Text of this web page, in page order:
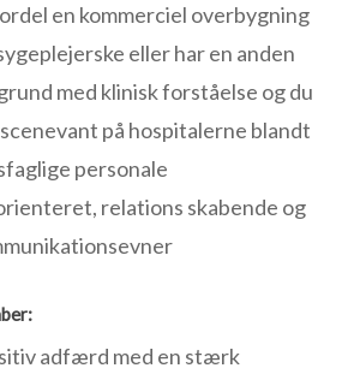
en kommerciel overbygning
eller har en anden
med klinisk forståelse og du
på hospitalerne blandt
personale
relations skabende og
adfærd med en stærk